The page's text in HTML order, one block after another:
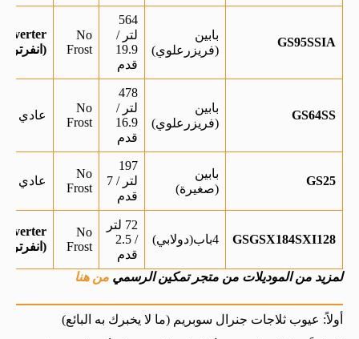
GS95SSIA
بابين
(فريزرعلوي)
564
لتر /
19.9
قدم
No
Frost
Inverter
(انفرتر)
GS64SS
بابين
(فريزرعلوي)
478
لتر /
16.9
قدم
No
Frost
عادي
GS25
بابين
(صغيرة)
197
لتر / 7
قدم
No
Frost
عادي
GSGSX184SXI128 4باب(دولابي)
72 لتر
/ 2.5
قدم
No
Frost
Inverter
(انفرتر)
لمزيد من الموديلات من متجر تمكين الرسمي من هنا
أولاً: عيوب ثلاجات جنرال سوبريم (ما لا يخبرك به البائع)